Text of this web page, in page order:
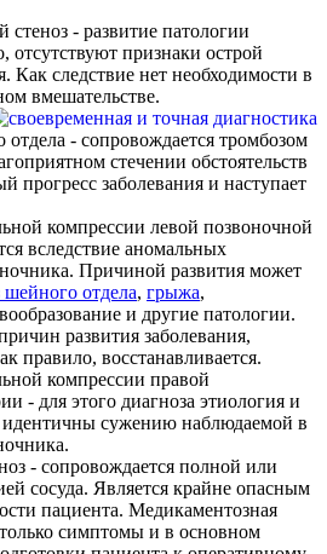
- развитие патологии
отсутствуют признаки острой
Как следствие нет необходимости в
вмешательстве.
отдела - сопровождается тромбозом
стечении обстоятельств
прогресс заболевания и наступает
компрессии левой позвоночной
вследствие аномальных
Причиной развития может
шейного отдела, грыжа,
и другие патологии.
развития заболевания,
правило, восстанавливается.
компрессии правой
- для этого диагноза этиология и
сужению наблюдаемой в
- сопровождается полной или
сосуда. Является крайне опасным
пациента. Медикаментозная
только симптомы и в основном